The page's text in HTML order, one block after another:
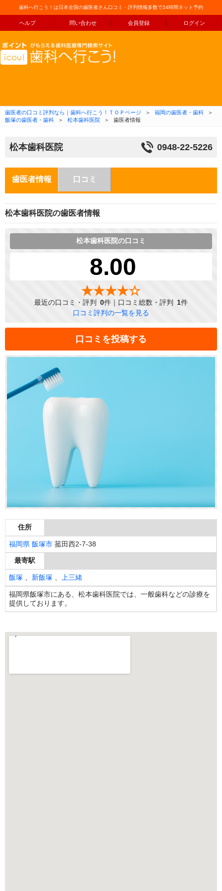
歯科へ行こう！は日本全国の歯医者さん口コミ・評判情報多数で24時間ネット予約
ヘルプ 問い合わせ 会員登録 ログイン
コンテンツへ移動
歯医者の口コミ評判なら｜歯科へ行こう！ＴＯＰページ ＞ 福岡の歯医者・歯科
＞
飯塚の歯医者・歯科
＞ 松本歯科医院 ＞ 歯医者情報
松本歯科医院 0948-22-5226
歯医者情報 口コミ
松本歯科医院の歯医者情報
松本歯科医院の口コミ
8.00
最近の口コミ・評判 0件｜口コミ総数・評判 1件
口コミ評判の一覧を見る
口コミを投稿する
住所
福岡県 飯塚市 菰田西2-7-38
最寄駅
飯塚 、 新飯塚 、 上三緒
福岡県飯塚市にある、松本歯科医院では、一般歯科などの診療を
提供しております。